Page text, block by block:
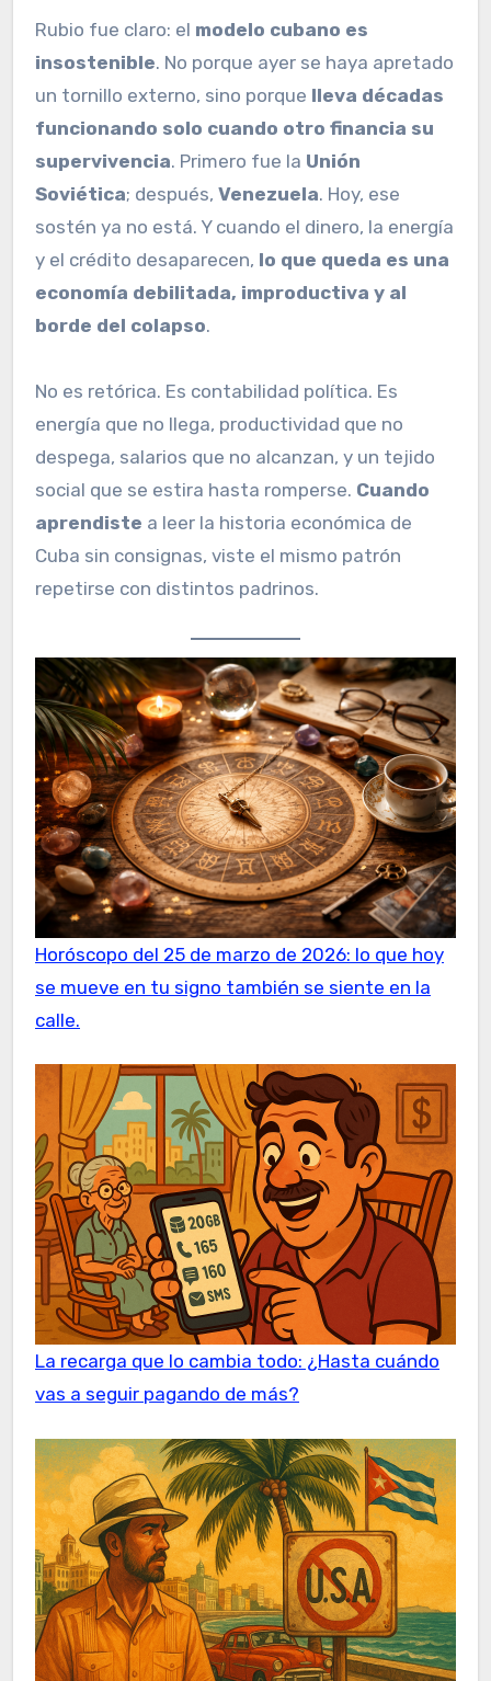
Rubio fue claro: el modelo cubano es
insostenible. No porque ayer se haya apretado
un tornillo externo, sino porque lleva décadas
funcionando solo cuando otro financia su
supervivencia. Primero fue la Unión
Soviética; después, Venezuela. Hoy, ese
sostén ya no está. Y cuando el dinero, la energía
y el crédito desaparecen, lo que queda es una
economía debilitada, improductiva y al
borde del colapso.
No es retórica. Es contabilidad política. Es
energía que no llega, productividad que no
despega, salarios que no alcanzan, y un tejido
social que se estira hasta romperse. Cuando
aprendiste a leer la historia económica de
Cuba sin consignas, viste el mismo patrón
repetirse con distintos padrinos.
Horóscopo del 25 de marzo de 2026: lo que hoy
se mueve en tu signo también se siente en la
calle.
La recarga que lo cambia todo: ¿Hasta cuándo
vas a seguir pagando de más?